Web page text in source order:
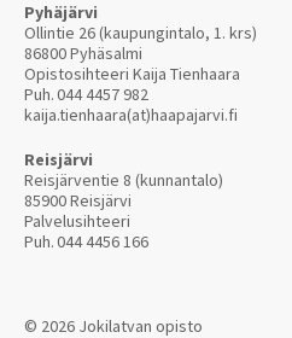
Pyhäjärvi
Ollintie 26 (kaupungintalo, 1. krs)
86800 Pyhäsalmi
Opistosihteeri Kaija Tienhaara
Puh.044 4457 982
kaija.tienhaara(at)haapajarvi.fi
Reisjärvi
Reisjärventie 8 (kunnantalo)
85900 Reisjärvi
Palvelusihteeri
Puh.044 4456 166
© 2026 Jokilatvan opisto